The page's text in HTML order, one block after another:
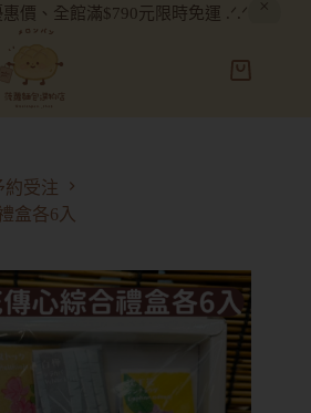
價、全館滿$790元限時免運 .ᐟ.ᐟ
受注
盒各6入